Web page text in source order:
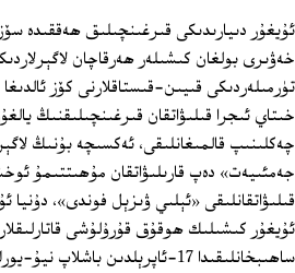
ئۇيغۇر دىيارىدىكى قىرغىنچىلىق ھەققىدە سۆز
خەۋىرى بولغان كىشىلەر ھەرقاچان
تۈرمىلەردىكى قىيىن-قىستاقلارنى كۆز
خىتاي ئىجرا قىلىۋاتقان قىرغىنچىلىقنىڭ
چەكلىنىپ قالمىغانلىقى، ئەكسىچە بۇنىڭ
جەمئىيەت» دەپ قارىلىۋاتقان مۇھىتتىمۇ
قىلىۋاتقانلىقى «ئېلىي ۋىزېل فوندى»، دۇنيا
ئۇيغۇر كىشىلىك ھوقۇق قۇرۇلۇشى
ساھىبخانلىقىدا 17-ئاپرېلدىن باشلاپ